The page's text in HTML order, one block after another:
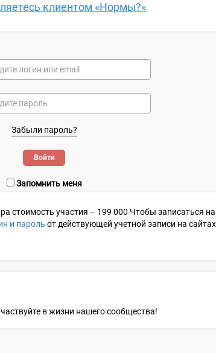
клиентом «Нормы?»
Забыли пароль?
Запомнить меня
стоимость участия – 199 000 Чтобы записаться
и пароль от действующей учетной записи на
в жизни нашего сообщества!